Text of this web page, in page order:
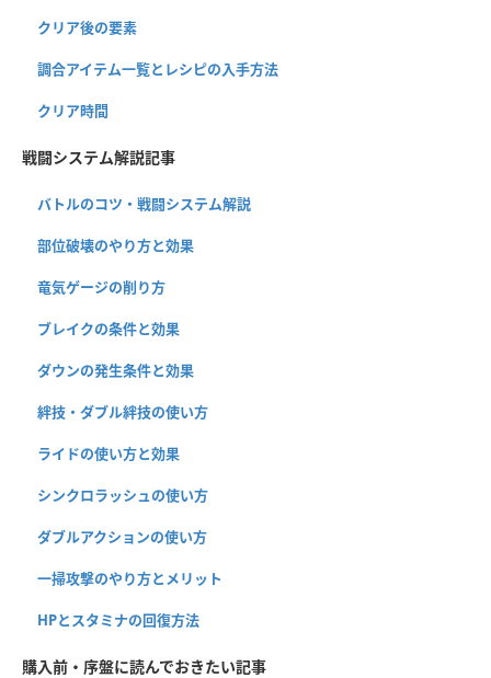
クリア後の要素
調合アイテム一覧とレシピの入手方法
クリア時間
戦闘システム解説記事
バトルのコツ・戦闘システム解説
部位破壊のやり方と効果
竜気ゲージの削り方
ブレイクの条件と効果
ダウンの発生条件と効果
絆技・ダブル絆技の使い方
ライドの使い方と効果
シンクロラッシュの使い方
ダブルアクションの使い方
一掃攻撃のやり方とメリット
HPとスタミナの回復方法
購入前・序盤に読んでおきたい記事